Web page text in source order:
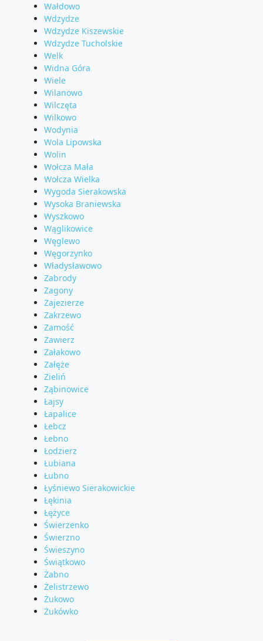
Wałdowo
Wdzydze
Wdzydze Kiszewskie
Wdzydze Tucholskie
Welk
Widna Góra
Wiele
Wilanowo
Wilczęta
Wilkowo
Wodynia
Wola Lipowska
Wolin
Wołcza Mała
Wołcza Wielka
Wygoda Sierakowska
Wysoka Braniewska
Wyszkowo
Wąglikowice
Węglewo
Węgorzynko
Władysławowo
Zabrody
Zagony
Zajezierze
Zakrzewo
Zamość
Zawierz
Załakowo
Załęże
Zieliń
Ząbinowice
Łajsy
Łapalice
Łebcz
Łebno
Łodzierz
Łubiana
Łubno
Łyśniewo Sierakowickie
Łękinia
Łężyce
Świerzenko
Świerzno
Świeszyno
Świątkowo
Żabno
Żelistrzewo
Żukowo
Żukówko